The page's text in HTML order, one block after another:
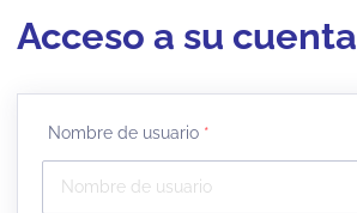
Acceso a su cuenta
Nombre de usuario *